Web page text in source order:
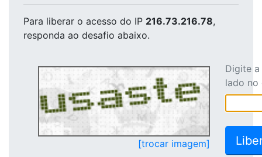
Para liberar o acesso do IP 216.73.216.78,
responda ao desafio abaixo.
[trocar imagem]
Digite
lado no